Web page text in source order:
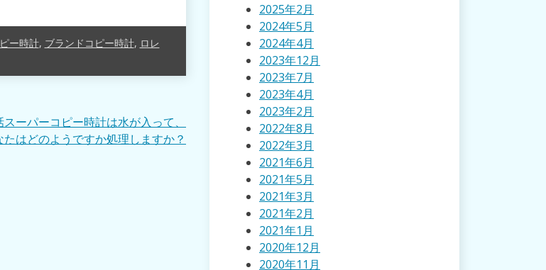
ー時計, ブランドコピー時計, ロレ
ーパーコピー時計は水が入って、
たはどのようですか処理しますか？
2025年2月
2024年5月
2024年4月
2023年12月
2023年7月
2023年4月
2023年2月
2022年8月
2022年3月
2021年6月
2021年5月
2021年3月
2021年2月
2021年1月
2020年12月
2020年11月